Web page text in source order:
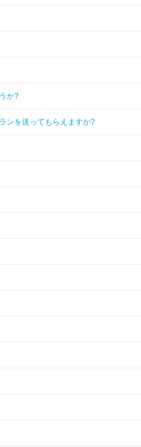
か?
ンを送ってもらえますか?